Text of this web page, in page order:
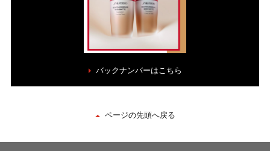
バックナンバーはこちら
ページの先頭へ戻る